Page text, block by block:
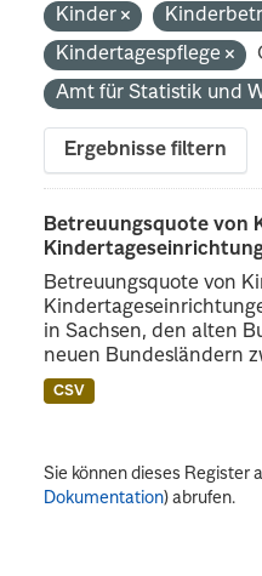
Kinder
Kindertagespflege
Amt für Statistik und
Ergebnisse filtern
Betreuungsquote von
Betreuungsquote von
in Sachsen, den alten
neuen Bundesländern
CSV
Sie können dieses Register
Dokumentation) abrufen.